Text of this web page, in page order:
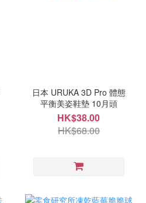
日本 URUKA 3D Pro 體態
平衡美姿鞋墊 10月頭
HK$38.00
HK$68.00